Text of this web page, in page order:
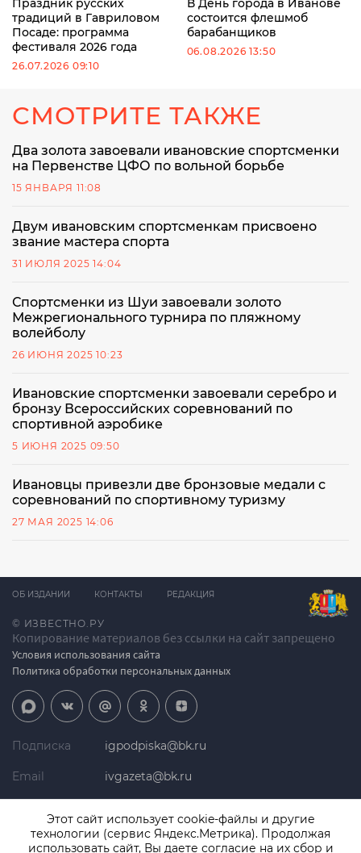
Праздник русских
традиций в Гавриловом
Посаде: программа
фестиваля 2026 года
26.07.2026 09:10
В День города в Иванове
состоится флешмоб
барабанщиков
06.08.2026 13:50
СМОТРИТЕ ТАКЖЕ
Два золота завоевали ивановские спортсменки
на Первенстве ЦФО по вольной борьбе
15 ЯНВАРЯ 11:08
Двум ивановским спортсменкам присвоено
звание мастера спорта
31 ИЮЛЯ 2025 14:04
Спортсменки из Шуи завоевали золото
Межрегионального турнира по пляжному
волейболу
26 ИЮНЯ 2025 10:23
Ивановские спортсменки завоевали серебро и
бронзу Всероссийских соревнований по
спортивной аэробике
5 ИЮНЯ 2025 09:50
Ивановцы привезли две бронзовые медали с
соревнований по спортивному туризму
27 МАЯ 2025 14:06
© ИЗВЕСТНО.РУ
Копирование материалов без ссылки на сайт запрещено
Условия использования сайта
Политика обработки персональных данных
ОБ ИЗДАНИИ КОНТАКТЫ РЕДАКЦИЯ
Подписка igpodpiska@bk.ru
Email ivgazeta@bk.ru
Телефон +7 (4932) 41-94-81
Этот сайт использует cookie-файлы и другие
технологии (сервис Яндекс.Метрика). Продолжая
использовать сайт, Вы даете согласие на их сбор и